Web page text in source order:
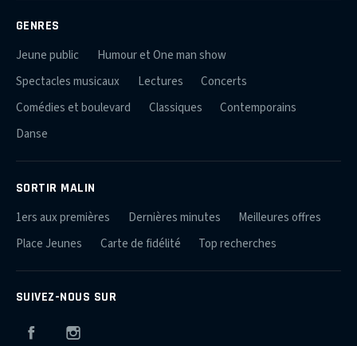
GENRES
Jeune public
Humour et One man show
Spectacles musicaux
Lectures
Concerts
Comédies et boulevard
Classiques
Contemporains
Danse
SORTIR MALIN
1ers aux premières Dernières minutes
Meilleures offres
Place Jeunes
Carte de fidélité Top recherches
SUIVEZ-NOUS SUR
Facebook